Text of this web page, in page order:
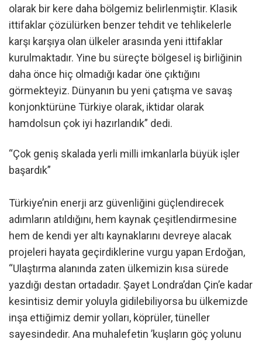
olarak bir kere daha bölgemiz belirlenmiştir. Klasik
ittifaklar çözülürken benzer tehdit ve tehlikelerle
karşı karşıya olan ülkeler arasında yeni ittifaklar
kurulmaktadır. Yine bu süreçte bölgesel iş birliğinin
daha önce hiç olmadığı kadar öne çıktığını
görmekteyiz. Dünyanın bu yeni çatışma ve savaş
konjonktürüne Türkiye olarak, iktidar olarak
hamdolsun çok iyi hazırlandık” dedi.
“Çok geniş skalada yerli milli imkanlarla büyük işler
başardık”
Türkiye’nin enerji arz güvenliğini güçlendirecek
adımların atıldığını, hem kaynak çeşitlendirmesine
hem de kendi yer altı kaynaklarını devreye alacak
projeleri hayata geçirdiklerine vurgu yapan Erdoğan,
“Ulaştırma alanında zaten ülkemizin kısa sürede
yazdığı destan ortadadır. Şayet Londra’dan Çin’e kadar
kesintisiz demir yoluyla gidilebiliyorsa bu ülkemizde
inşa ettiğimiz demir yolları, köprüler, tüneller
sayesindedir. Ana muhalefetin ’kuşların göç yolunu